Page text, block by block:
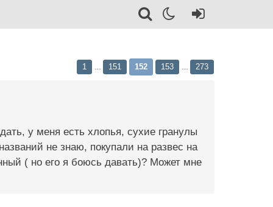
1 151 152 153 273
у меня есть хлопья, сухие гранулы
не знаю, покупали на развес на
( но его я боюсь давать)? Может мне